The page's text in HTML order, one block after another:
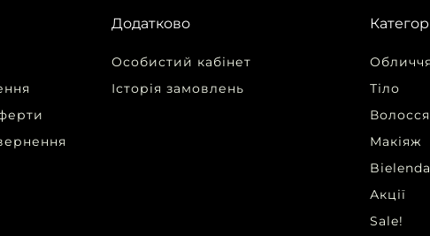
Додатково
Особистий кабінет
Історія замовлень
Обличчя
Тіло
Волосся
Макіяж
Акції
Sale!